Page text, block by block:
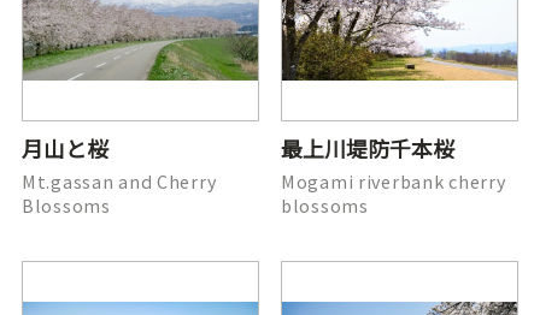
月山と桜
Mt.gassan and Cherry
Blossoms
最上川堤防千本桜
Mogami riverbank cherry
blossoms